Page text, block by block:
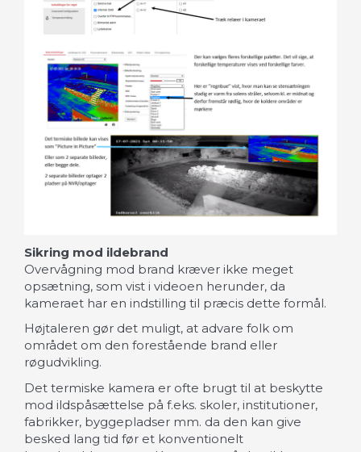
Sikring mod ildebrand
Overvågning mod brand kræver ikke meget
opsætning, som vist i videoen herunder, da
kameraet har en indstilling til præcis dette formål.
Højtaleren gør det muligt, at advare folk om
området om den forestående brand eller
røgudvikling.
Det termiske kamera er ofte brugt til at beskytte
mod ildspåsættelse på f.eks. skoler, institutioner,
fabrikker, byggepladser mm. da den kan give
besked lang tid før et konventionelt